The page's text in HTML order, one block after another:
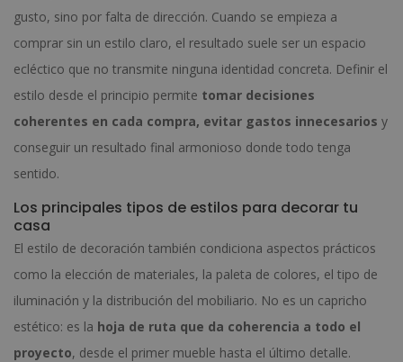
gusto, sino por falta de dirección. Cuando se empieza a
comprar sin un estilo claro, el resultado suele ser un espacio
ecléctico que no transmite ninguna identidad concreta. Definir el
estilo desde el principio permite tomar decisiones
coherentes en cada compra, evitar gastos innecesarios y
conseguir un resultado final armonioso donde todo tenga
sentido.
Los principales tipos de estilos para decorar tu
casa
El estilo de decoración también condiciona aspectos prácticos
como la elección de materiales, la paleta de colores, el tipo de
iluminación y la distribución del mobiliario. No es un capricho
estético: es la hoja de ruta que da coherencia a todo el
proyecto, desde el primer mueble hasta el último detalle.